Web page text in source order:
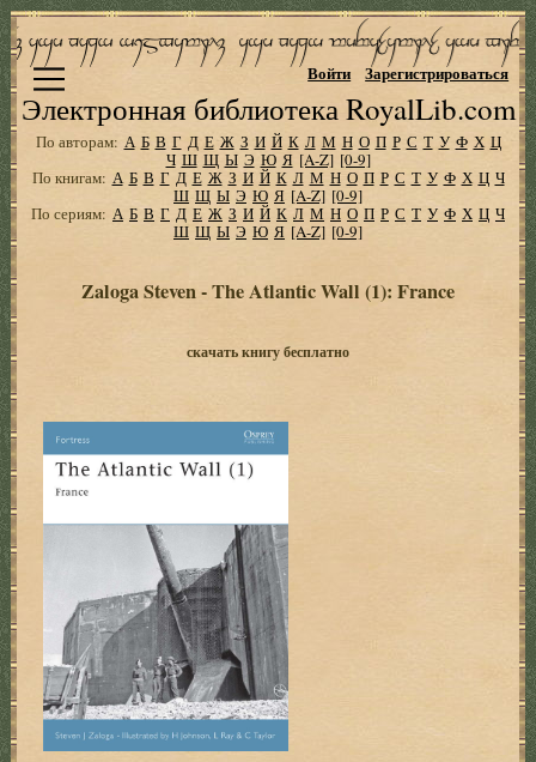
Электронная библиотека RoyalLib.com
Войти Зарегистрироваться
По авторам: А Б В Г Д Е Ж З И Й К Л М Н О П Р С Т У Ф Х Ц
Ч Ш Щ Ы Э Ю Я [A-Z] [0-9]
По книгам: А Б В Г Д Е Ж З И Й К Л М Н О П Р С Т У Ф Х Ц Ч
Ш Щ Ы Э Ю Я [A-Z] [0-9]
По сериям: А Б В Г Д Е Ж З И Й К Л М Н О П Р С Т У Ф Х Ц Ч
Ш Щ Ы Э Ю Я [A-Z] [0-9]
Zaloga Steven - The Atlantic Wall (1): France
скачать книгу бесплатно